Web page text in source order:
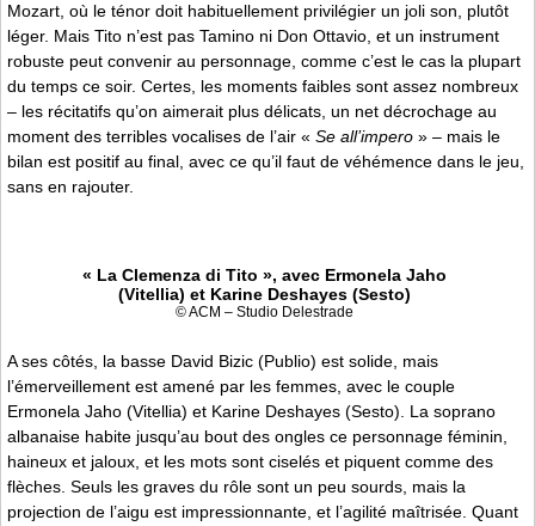
Mozart, où le ténor doit habituellement privilégier un joli son, plutôt
léger. Mais Tito n’est pas Tamino ni Don Ottavio, et un instrument
robuste peut convenir au personnage, comme c’est le cas la plupart
du temps ce soir. Certes, les moments faibles sont assez nombreux
– les récitatifs qu’on aimerait plus délicats, un net décrochage au
moment des terribles vocalises de l’air « Se all’impero » – mais le
bilan est positif au final, avec ce qu’il faut de véhémence dans le jeu,
sans en rajouter.
« La Clemenza di Tito », avec Ermonela Jaho
(Vitellia) et Karine Deshayes (Sesto)
© ACM – Studio Delestrade
A ses côtés, la basse David Bizic (Publio) est solide, mais
l’émerveillement est amené par les femmes, avec le couple
Ermonela Jaho (Vitellia) et Karine Deshayes (Sesto). La soprano
albanaise habite jusqu’au bout des ongles ce personnage féminin,
haineux et jaloux, et les mots sont ciselés et piquent comme des
flèches. Seuls les graves du rôle sont un peu sourds, mais la
projection de l’aigu est impressionnante, et l’agilité maîtrisée. Quant